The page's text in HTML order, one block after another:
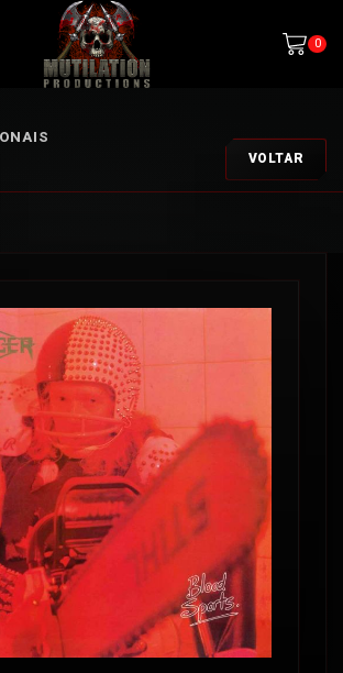
0
VOLTAR